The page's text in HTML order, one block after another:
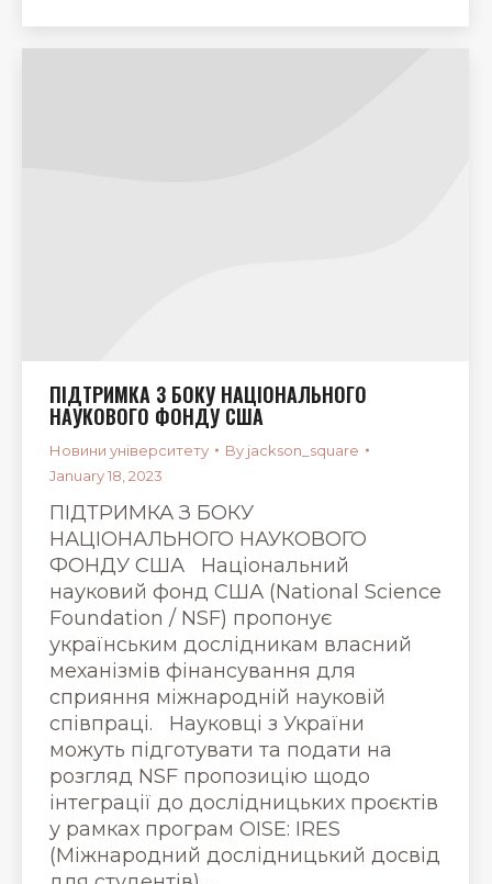
ПІДТРИМКА З БОКУ НАЦІОНАЛЬНОГО
НАУКОВОГО ФОНДУ США
Новини університету By jackson_square
January 18, 2023
ПІДТРИМКА З БОКУ
НАЦІОНАЛЬНОГО НАУКОВОГО
ФОНДУ США Національний
науковий фонд США (National Science
Foundation / NSF) пропонує
українським дослідникам власний
механізмів фінансування для
сприяння міжнародній науковій
співпраці. Науковці з України
можуть підготувати та подати на
розгляд NSF пропозицію щодо
інтеграції до дослідницьких проєктів
у рамках програм OISE: IRES
(Міжнародний дослідницький досвід